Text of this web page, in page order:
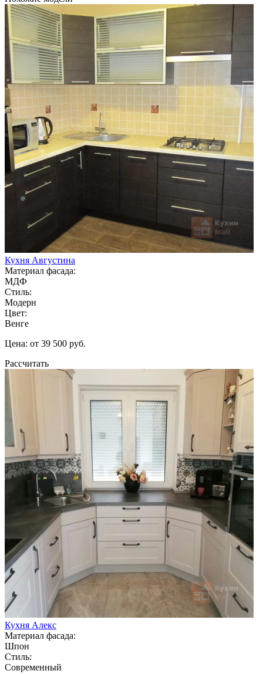
Кухня Августина
Материал фасада:
МДФ
Стиль:
Модерн
Цвет:
Венге
Цена: от 39 500 руб.
Рассчитать
Кухня Алекс
Материал фасада:
Шпон
Стиль:
Современный